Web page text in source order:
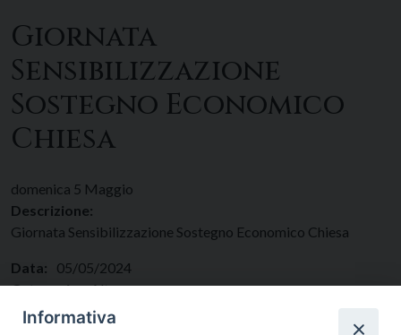
Giornata
Sensibilizzazione
Sostegno Economico
Chiesa
domenica 5 Maggio
Descrizione:
Giornata Sensibilizzazione Sostegno Economico Chiesa
Data:
05/05/2024
Categorie: Altro
Regione: Lazio
Informativa